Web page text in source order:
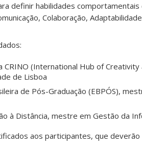
definir habilidades comportamentais
Colaboração,
CRINO (International Hub of
de Lisboa
de Pós-Graduação (EBPÓS),
à Distância, mestre em Gestão da
aos participantes, que deverão